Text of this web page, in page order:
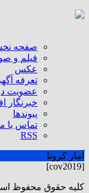
صفحه
فیلم و
عکس
تعرفه
عضویت
خبرنگار
پیوندها
تماس با
RSS
آمار کرونا
[cov2019]
كليه حقوق محفوظ